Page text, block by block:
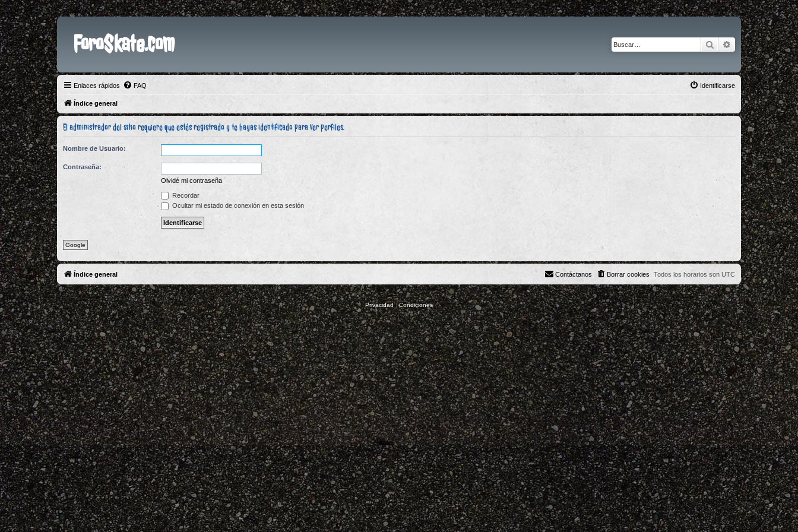
ForoSkate.com Buscar Búsqueda
Enlaces rápidos FAQ Identificarse
Índice general
El administrador del sitio requiere que estés registrado y te hayas identificado para ver perfiles.
Nombre de Usuario:
Contraseña:
Olvidé mi contraseña
Recordar
Ocultar mi estado de conexión en esta sesión
Google
Índice general Todos los horarios son UTC
Borrar cookies
Contáctanos
Privacidad|Condiciones